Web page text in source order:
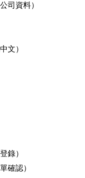
司資料）
文）
錄）
確認）